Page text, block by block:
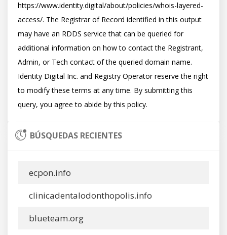
https://www.identity.digital/about/policies/whois-layered-
access/. The Registrar of Record identified in this output
may have an RDDS service that can be queried for
additional information on how to contact the Registrant,
Admin, or Tech contact of the queried domain name.
Identity Digital Inc. and Registry Operator reserve the right
to modify these terms at any time. By submitting this
BÚSQUEDAS RECIENTES
ecpon.info
clinicadentalodonthopolis.info
blueteam.org